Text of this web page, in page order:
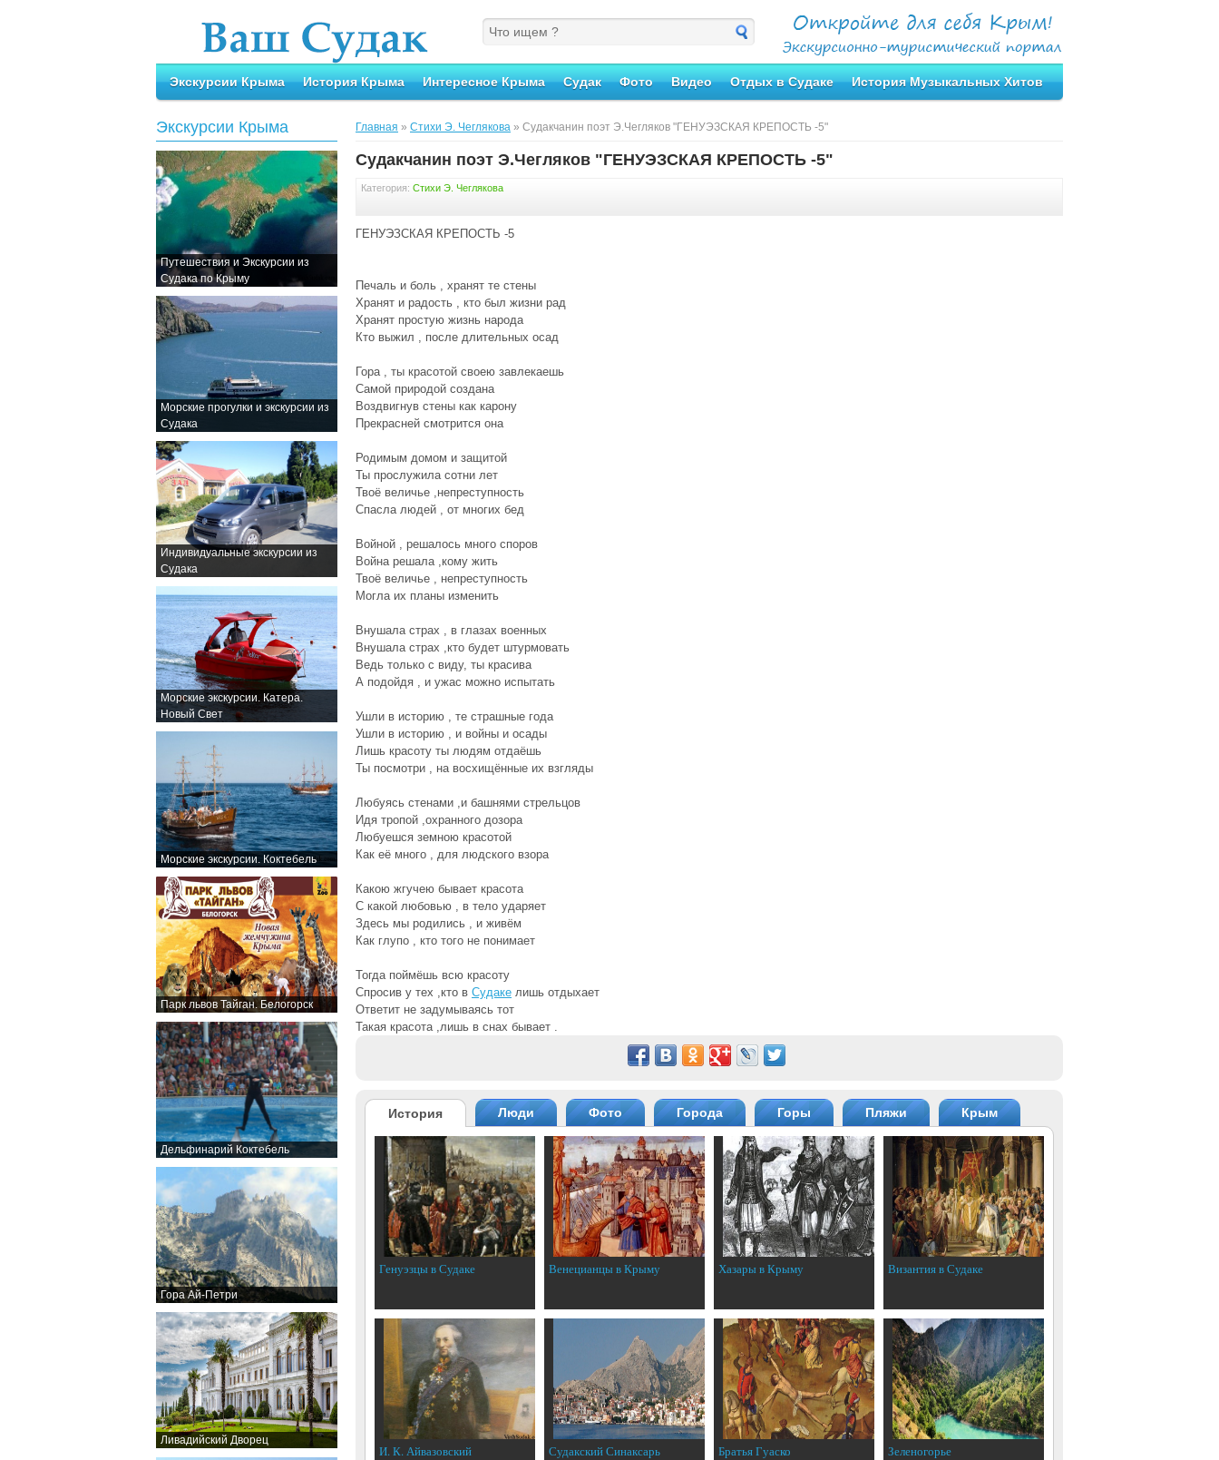
Экскурсии Крыма История Крыма Интересное Крыма Судак Фото Видео Отдых в Судаке История Музыкальных Хитов
Экскурсии Крыма
Путешествия и Экскурсии из
Судака по Крыму
Морские прогулки и экскурсии из
Судака
Индивидуальные экскурсии из
Судака
Морские экскурсии. Катера.
Новый Свет
Морские экскурсии. Коктебель
Парк львов Тайган. Белогорск
Дельфинарий Коктебель
Гора Ай-Петри
Ливадийский Дворец
Главная » Стихи Э. Чеглякова » Судакчанин поэт Э.Чегляков "ГЕНУЭЗСКАЯ КРЕПОСТЬ -5"
Судакчанин поэт Э.Чегляков "ГЕНУЭЗСКАЯ КРЕПОСТЬ -5"
Категория: Стихи Э. Чеглякова
ГЕНУЭЗСКАЯ КРЕПОСТЬ -5
Печаль и боль , хранят те стены
Хранят и радость , кто был жизни рад
Хранят простую жизнь народа
Кто выжил , после длительных осад
Гора , ты красотой своею завлекаешь
Самой природой создана
Воздвигнув стены как карону
Прекрасней смотрится она
Родимым домом и защитой
Ты прослужила сотни лет
Твоё величье ,непреступность
Спасла людей , от многих бед
Войной , решалось много споров
Война решала ,кому жить
Твоё величье , непреступность
Могла их планы изменить
Внушала страх , в глазах военных
Внушала страх ,кто будет штурмовать
Ведь только с виду, ты красива
А подойдя , и ужас можно испытать
Ушли в историю , те страшные года
Ушли в историю , и войны и осады
Лишь красоту ты людям отдаёшь
Ты посмотри , на восхищённые их взгляды
Любуясь стенами ,и башнями стрельцов
Идя тропой ,охранного дозора
Любуешся земною красотой
Как её много , для людского взора
Какою жгучею бывает красота
С какой любовью , в тело ударяет
Здесь мы родились , и живём
Как глупо , кто того не понимает
Тогда поймёшь всю красоту
Спросив у тех ,кто в Судаке лишь отдыхает
Ответит не задумываясь тот
Такая красота ,лишь в снах бывает .
История Люди Фото Города Горы Пляжи Крым
Генуэзцы в Судаке Венецианцы в Крыму Хазары в Крыму Византия в Судаке
И. К. Айвазовский Судакский Синаксарь Братья Гуаско Зеленогорье